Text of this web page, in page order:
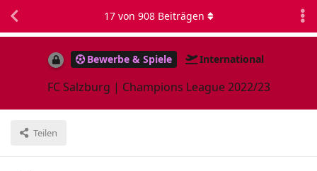
Bewerbe & Spiele International
FC Salzburg | Champions League 2022/23
Teilen
17von 908Beiträgen